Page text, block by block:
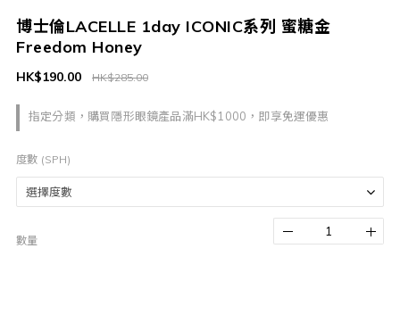
博士倫LACELLE 1day ICONIC系列 蜜糖金
Freedom Honey
指定分類，購買隱形眼鏡產品滿HK$1000，即享免運優惠
HK$285.00
HK$190.00
度數 (SPH)
數量